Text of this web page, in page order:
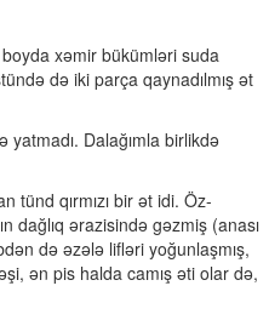
xəmir bükümləri suda
də iki parça qaynadılmış ət
yatmadı. Dalağımla birlikdə
tünd qırmızı bir ət idi. Öz-
dağlıq ərazisində gəzmiş (anası
də əzələ lifləri yoğunlaşmış,
ən pis halda camış əti olar də,